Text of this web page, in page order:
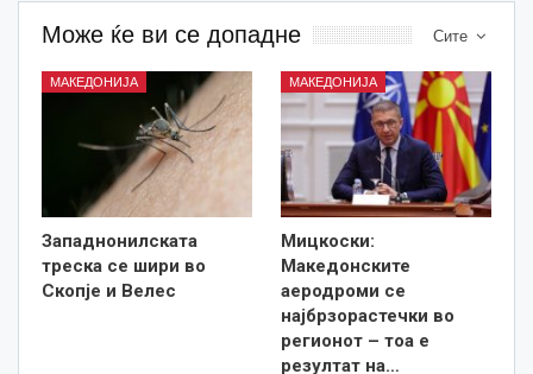
Сите
Може ќе ви се допадне
МАКЕДОНИЈА
Западнонилската
треска се шири во
Скопје и Велес
МАКЕДОНИЈА
Мицкоски:
Македонските
аеродроми се
најбрзорастечки во
регионот – тоа е
резултат на…